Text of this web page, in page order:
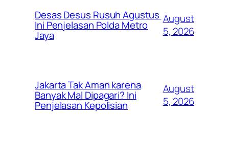
Desas Desus Rusuh Agustus
Ini Penjelasan Polda Metro
Jaya
August
5, 2026
Jakarta Tak Aman karena
Banyak Mal Dipagari? Ini
Penjelasan Kepolisian
August
5, 2026